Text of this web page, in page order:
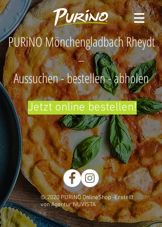
PURiNO Mönchengladbach Rheydt
–
Aussuchen - bestellen - abholen
Jetzt online bestellen!
© 2020 PURiNO OnlineShop -Erstellt
von Agentur NUVISTA